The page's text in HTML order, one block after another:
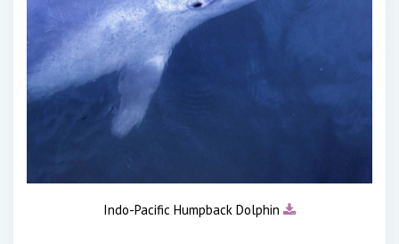
Indo-Pacific Humpback Dolphin